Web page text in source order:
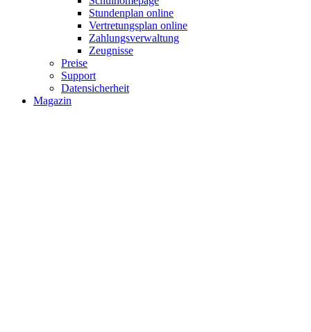
Stundenplan online
Vertretungsplan online
Zahlungsverwaltung
Zeugnisse
Preise
Support
Datensicherheit
Magazin